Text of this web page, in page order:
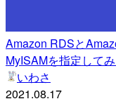
Amazon RDSと
MyISAMを指定して
いわさ
2021.08.17